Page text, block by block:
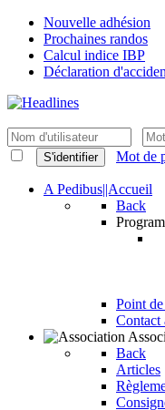
Nouvelle adhésion
Prochaines randos
Calcul indice IBP
Déclaration
S'identifier Mot de
A Pedibus||Accueil
Back
Point
Contact
Back
Articles